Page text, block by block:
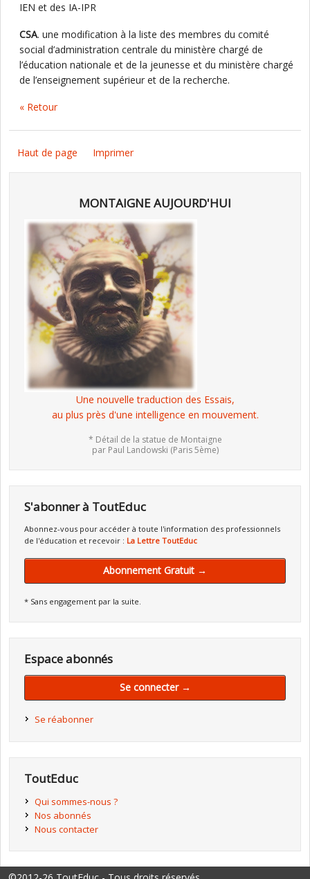
IEN et des IA-IPR
CSA. une modification à la liste des membres du comité
social d’administration centrale du ministère chargé de
l’éducation nationale et de la jeunesse et du ministère chargé
de l’enseignement supérieur et de la recherche.
« Retour
Haut de page Imprimer
MONTAIGNE AUJOURD'HUI
Une nouvelle traduction des Essais,
au plus près d'une intelligence en mouvement.
* Détail de la statue de Montaigne
par Paul Landowski (Paris 5ème)
S'abonner à ToutEduc
Abonnez-vous pour accéder à toute l'information des professionnels
de l'éducation et recevoir : La Lettre ToutEduc
Abonnement Gratuit →
* Sans engagement par la suite.
Espace abonnés
Se connecter →
Se réabonner
ToutEduc
Qui sommes-nous ?
Nos abonnés
Nous contacter